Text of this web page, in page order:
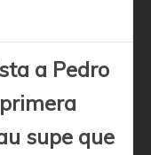
a Pedro
supe que